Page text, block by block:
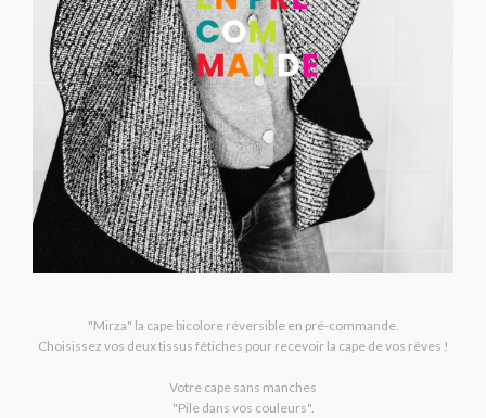
"Mirza" la cape bicolore réversible en pré-commande.
Choisissez vos deux tissus fétiches pour recevoir la cape de vos rêves !
Votre cape sans manches
"Pile dans vos couleurs".